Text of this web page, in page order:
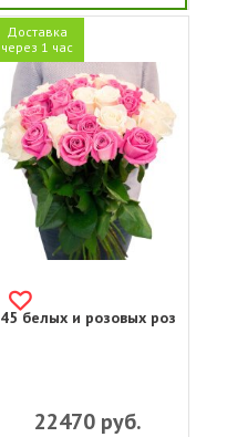
Доставка
через 1 час
45 белых и розовых роз
22470 руб.